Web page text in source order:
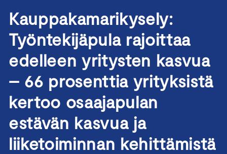
Kauppakamarikysely:
Työntekijäpula rajoittaa
edelleen yritysten kasvua
– 66 prosenttia yrityksistä
kertoo osaajapulan
estävän kasvua ja
liiketoiminnan kehittämistä